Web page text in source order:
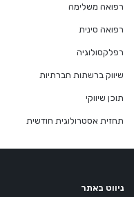
רפואה משלימה
רפואה סינית
רפלקסולוגיה
שיווק ברשתות חברתיות
תוכן שיווקי
תחזית אסטרולוגית חודשית
ניווט באתר